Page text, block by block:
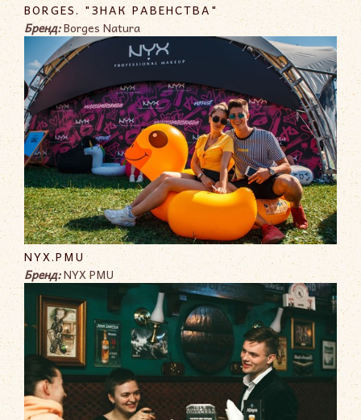
BORGES. "ЗНАК РАВЕНСТВА"
Бренд:Borges Natura
NYX.PMU
Бренд:NYX PMU